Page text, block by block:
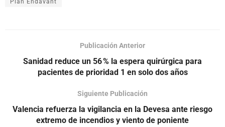
Plan Endavant
Publicación Anterior
Sanidad reduce un 56 % la espera quirúrgica para
pacientes de prioridad 1 en solo dos años
Siguiente Publicación
Valencia refuerza la vigilancia en la Devesa ante riesgo
extremo de incendios y viento de poniente